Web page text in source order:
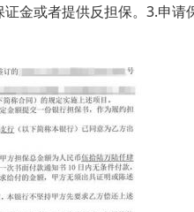
金或者提供反担保。3.申